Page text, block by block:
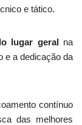
e tático.
lugar geralna
e a dedicação da
contínuo
das melhores